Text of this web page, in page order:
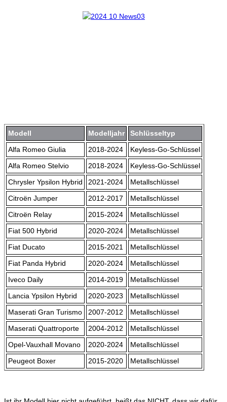
Modell Modelljahr
Schlüsseltyp
Alfa Romeo Giulia
2018-2024
Keyless-Go-Schlüssel
Alfa Romeo Stelvio
2018-2024
Keyless-Go-Schlüssel
Chrysler Ypsilon Hybrid
2021-2024
Metallschlüssel
Citroën Jumper
2012-2017
Metallschlüssel
Citroën Relay
2015-2024
Metallschlüssel
Fiat 500 Hybrid
2020-2024
Metallschlüssel
Fiat Ducato
2015-2021
Metallschlüssel
Fiat Panda Hybrid
2020-2024
Metallschlüssel
Iveco Daily
2014-2019
Metallschlüssel
Lancia Ypsilon Hybrid
2020-2023
Metallschlüssel
Maserati Gran Turismo
2007-2012
Metallschlüssel
Maserati Quattroporte
2004-2012
Metallschlüssel
Opel-Vauxhall Movano
2020-2024
Metallschlüssel
Peugeot Boxer
2015-2020 Metallschlüssel